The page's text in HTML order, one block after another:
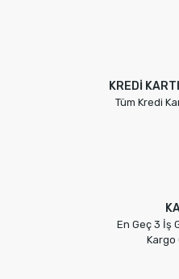
KREDİ
Tüm Kredi
En Geç 3 İş
Kargo